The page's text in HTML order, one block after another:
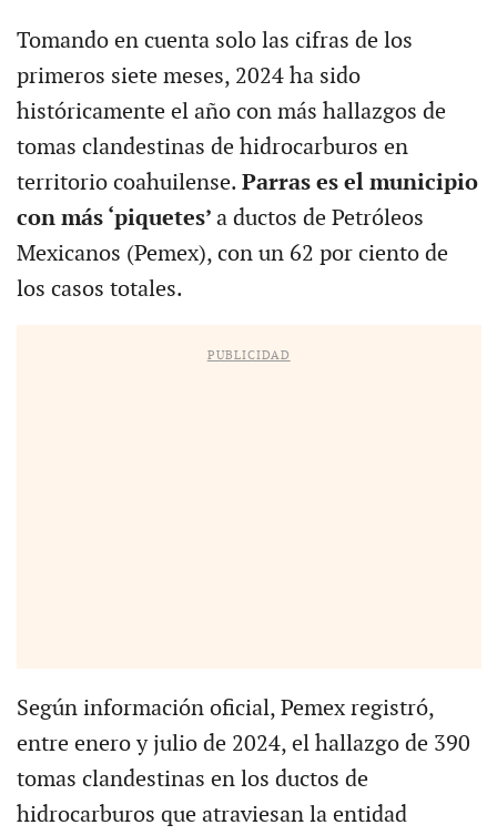
Tomando en cuenta solo las cifras de los
primeros siete meses, 2024 ha sido
históricamente el año con más hallazgos de
tomas clandestinas de hidrocarburos en
territorio coahuilense. Parras es el municipio
con más ‘piquetes’ a ductos de Petróleos
Mexicanos (Pemex), con un 62 por ciento de
los casos totales.
PUBLICIDAD
Según información oficial, Pemex registró,
entre enero y julio de 2024, el hallazgo de 390
tomas clandestinas en los ductos de
hidrocarburos que atraviesan la entidad